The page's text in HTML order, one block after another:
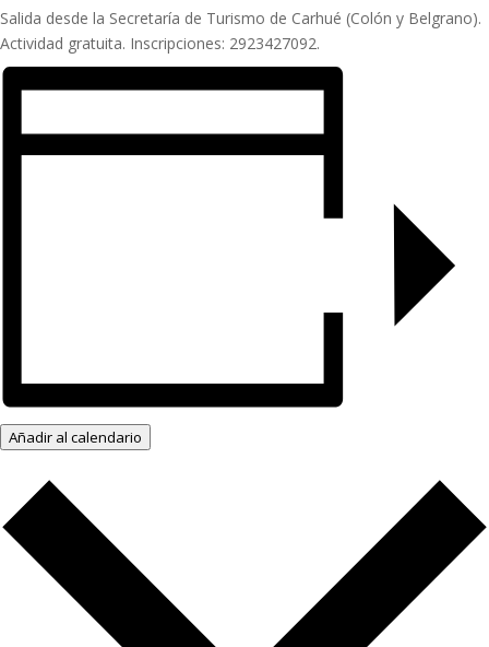
Salida desde la Secretaría de Turismo de Carhué (Colón y Belgrano).
Actividad gratuita. Inscripciones: 2923427092.
Añadir al calendario